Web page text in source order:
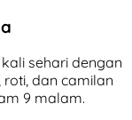
sehari dengan
dan camilan
9 malam.